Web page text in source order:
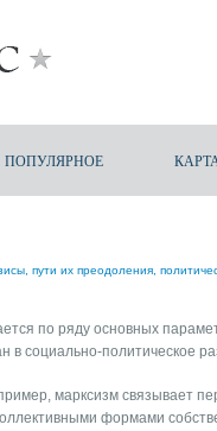
ПОПУЛЯРНОЕ
пути их преодоления,
по ряду основных
в социально-политическое
марксизм связывает
формами